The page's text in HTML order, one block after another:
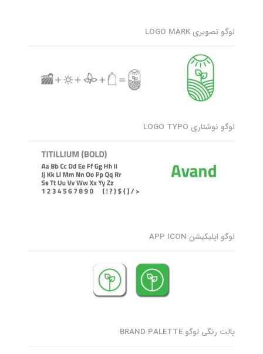
لوگو تصویری LOGO MARK
لوگو نوشتاری LOGO TYPO
لوگو اپلیکیشن APP ICON
پالت رنگی لوگو BRAND PALETTE